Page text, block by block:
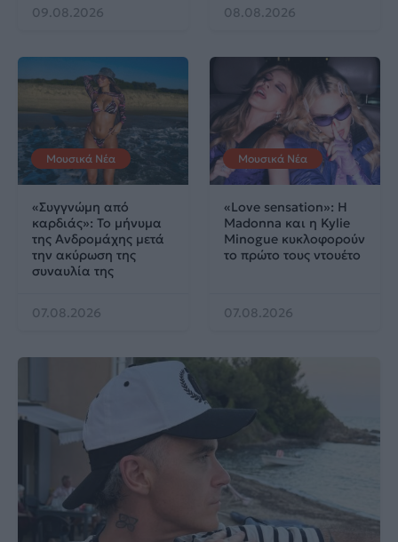
09.08.2026 08.08.2026
Μουσικά Νέα
«Συγγνώμη από
καρδιάς»: Το μήνυμα
της Ανδρομάχης μετά
την ακύρωση της
συναυλία της
07.08.2026
Μουσικά Νέα
«Love sensation»: Η
Madonna και η Kylie
Minogue κυκλοφορούν
το πρώτο τους ντουέτο
07.08.2026